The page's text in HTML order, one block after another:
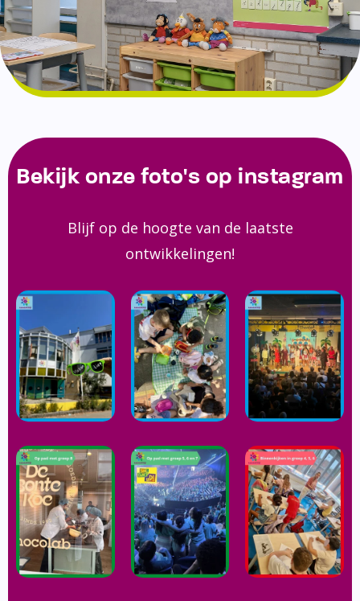
Bekijk onze foto's op instagram
Blijf op de hoogte van de laatste
ontwikkelingen!